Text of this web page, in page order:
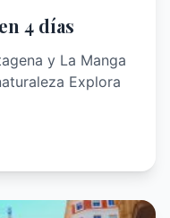
4 días
y La Manga
Explora